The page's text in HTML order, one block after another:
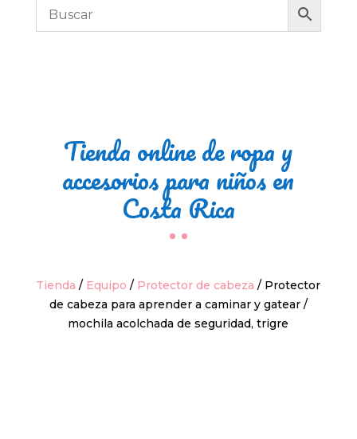
Tienda online de ropa y
accesorios para niños en
Costa Rica
Tienda / Equipo / Protector de cabeza / Protector
de cabeza para aprender a caminar y gatear /
mochila acolchada de seguridad, trigre